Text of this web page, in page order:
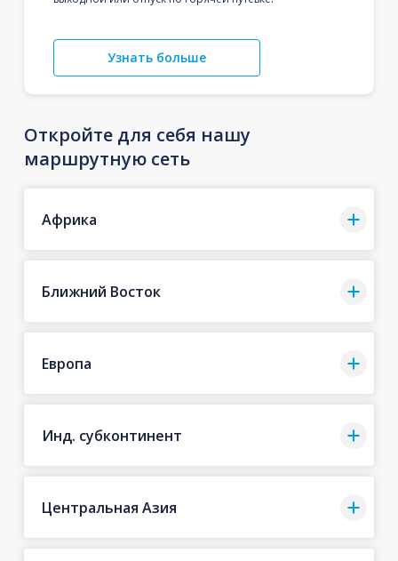
Узнать больше
Откройте для себя нашу
маршрутную сеть
Африка
Ближний Восток
Европа
Инд. субконтинент
Центральная Азия